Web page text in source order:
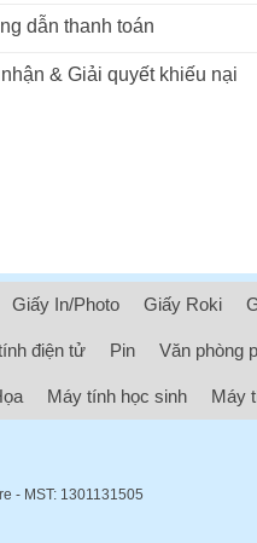
dẫn thanh toán
& Giải quyết khiếu nại
Giấy In/Photo Giấy Roki
điện tử Pin Văn phòng
Máy tính học sinh Máy
- MST: 1301131505